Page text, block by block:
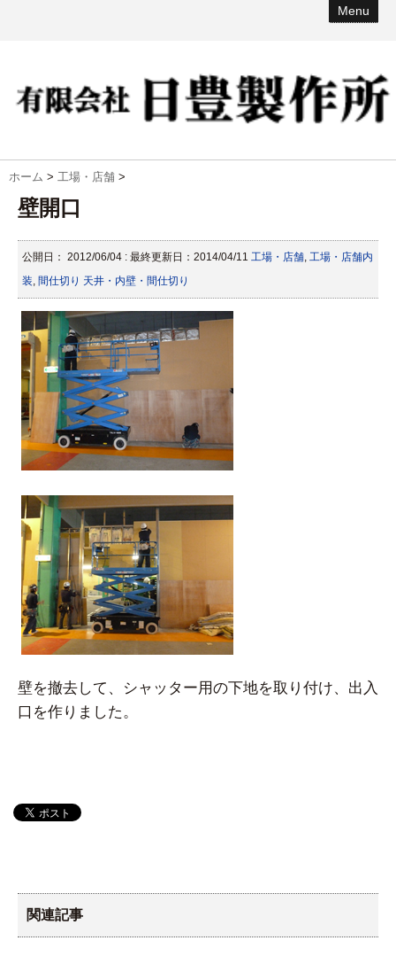
Menu
ホーム > 工場・店舗 >
壁開口
公開日： 2012/06/04 : 最終更新日：2014/04/11 工場・店舗, 工場・店舗内
装, 間仕切り 天井・内壁・間仕切り
壁を撤去して、シャッター用の下地を取り付け、出入
口を作りました。
関連記事